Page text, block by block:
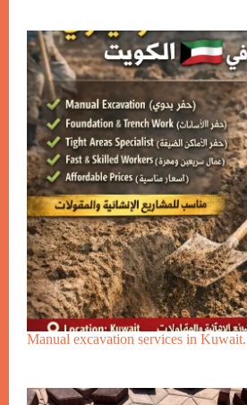
Manual excavation services in